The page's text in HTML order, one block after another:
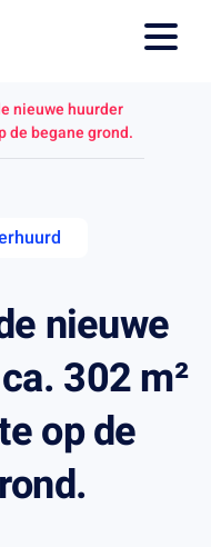
nieuwe huurder
de begane grond.
nieuwe
302 m²
op de